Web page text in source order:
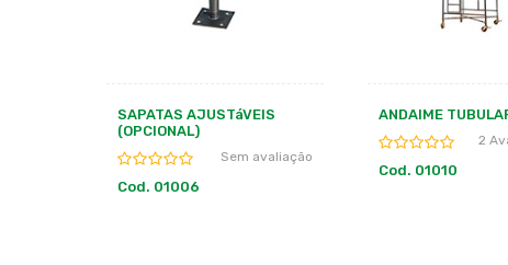
ANDAIME TUBULAR
Cod. 01010
SAPATAS FIXAS
(OPCIONAL)